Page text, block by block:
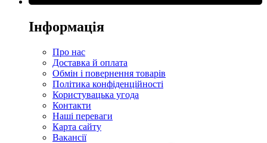
Інформація
Про нас
Доставка й оплата
Обмін і повернення товарів
Політика конфіденційності
Користувацька угода
Контакти
Наші переваги
Карта сайту
Вакансії